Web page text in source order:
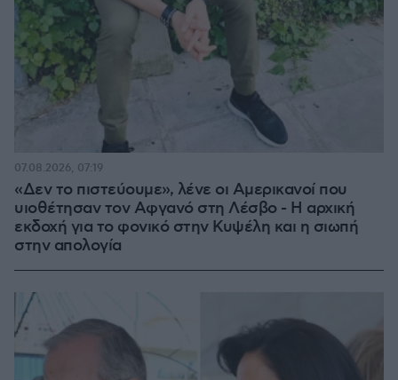
«Δεν το πιστεύουμε», λένε οι Αμερικανοί που
υιοθέτησαν τον Αφγανό στη Λέσβο - Η αρχική
εκδοχή για το φονικό στην Κυψέλη και η σιωπή
στην απολογία
07.08.2026, 07:19